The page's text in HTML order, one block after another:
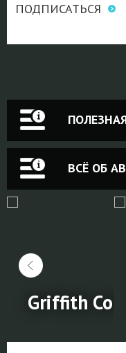
ПОДПИСАТЬСЯ
ВСЁ ОБ
University
College,
Griffith